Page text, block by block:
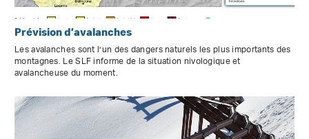
Prévision d’avalanches
Les avalanches sont l’un des dangers naturels les plus importants des
montagnes. Le SLF informe de la situation nivologique et
avalancheuse du moment.